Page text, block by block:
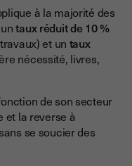
à la majorité des
untaux réduit de 10 %
et un taux
nécessité, livres,
de son secteur
la reverse à
se soucier des